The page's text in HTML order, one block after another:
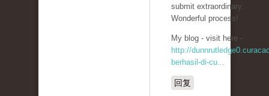
submit extraordinary.
Wonderful process!
My blog - visit here -
http://
berhasil-di-cu...
回复